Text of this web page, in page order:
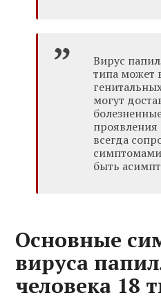
Вирус
типа может
могут
проявления
всегда
быть
Основные
вируса
человека 18